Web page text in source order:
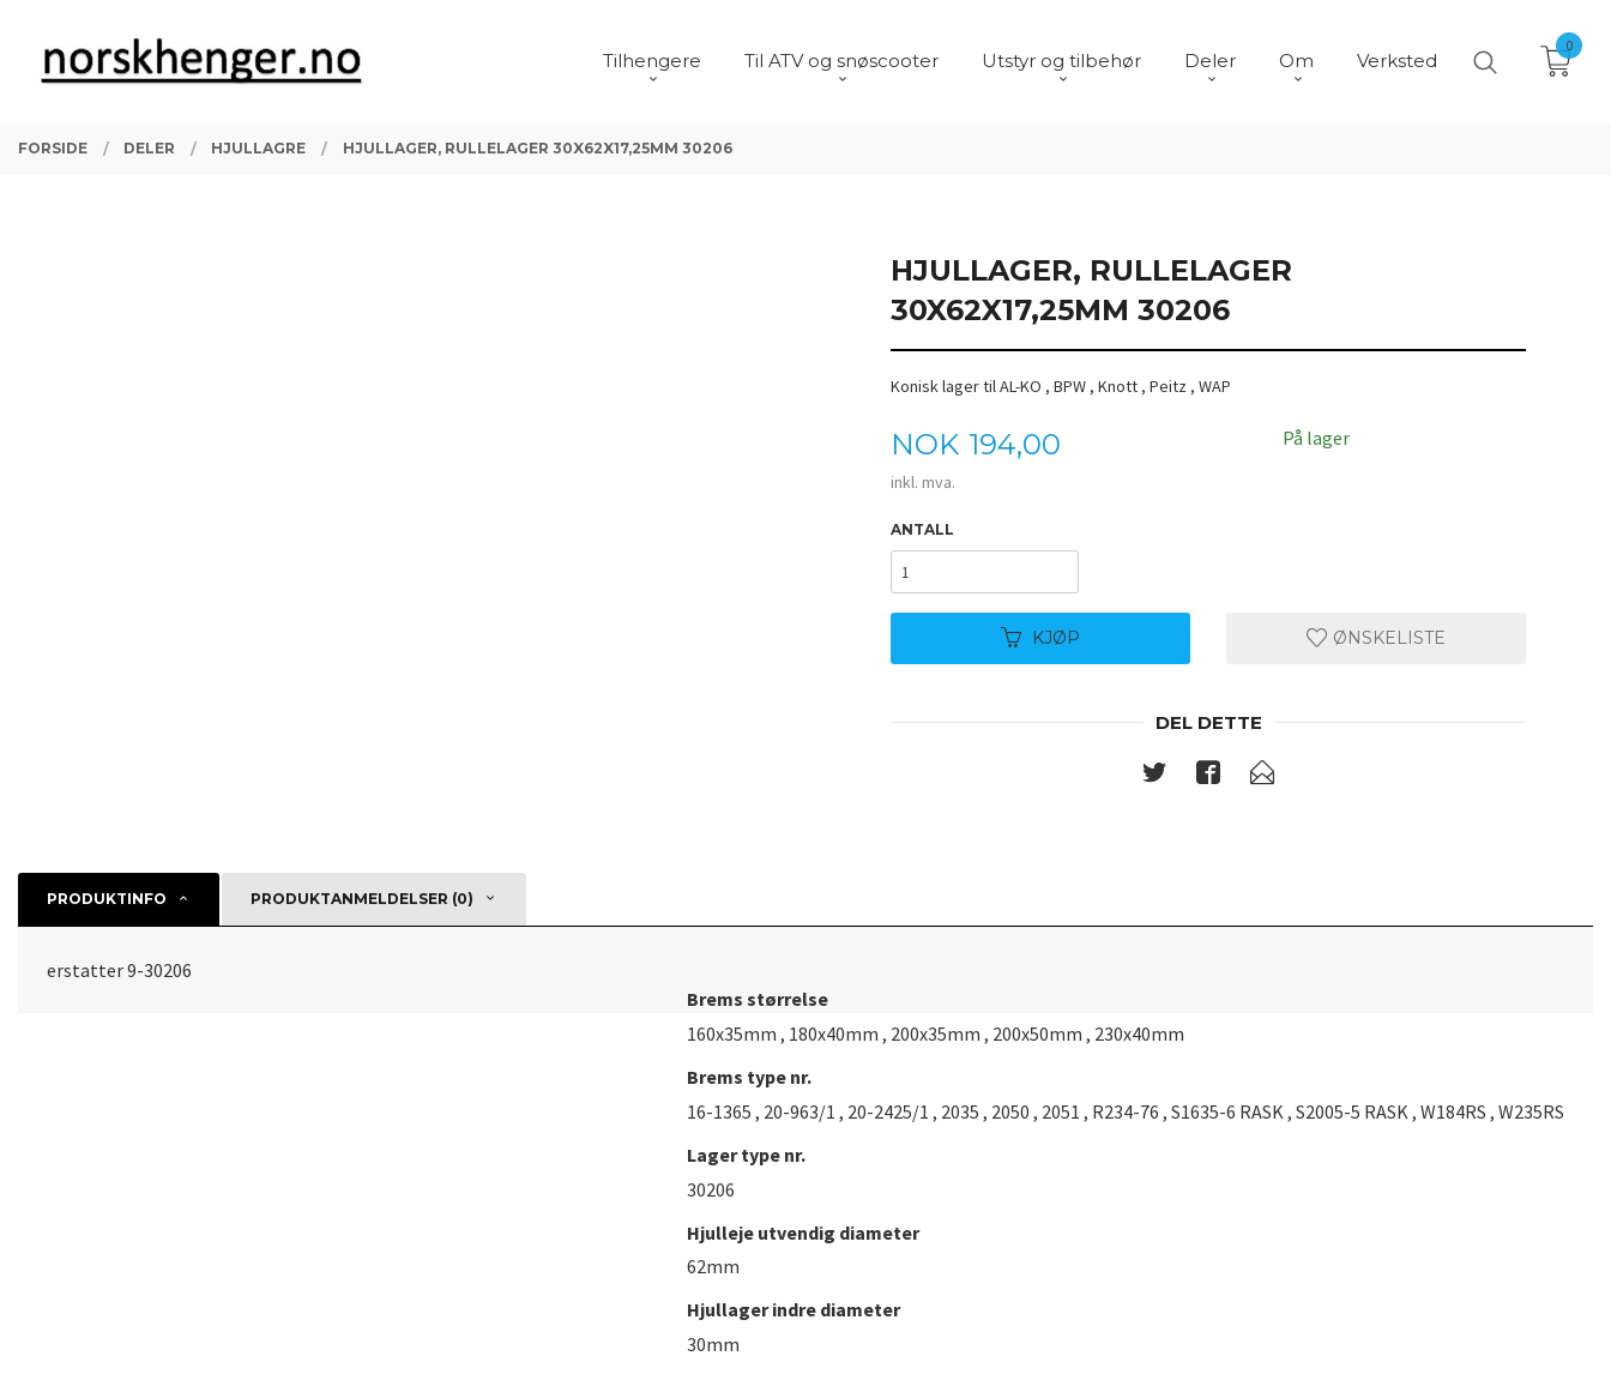
innholdet
PRODUKTER
Tilhengere Til ATV og snøscooter Utstyr og tilbehør Deler Om Verksted
0
FORSIDE DELER HJULLAGRE HJULLAGER, RULLELAGER 30X62X17,25MM 30206
HJULLAGER, RULLELAGER
30X62X17,25MM 30206
Konisk lager til AL-KO , BPW , Knott , Peitz , WAP
Pris
NOK 194,00
inkl. mva.
På lager
ANTALL
KJØP ØNSKELISTE
DEL DETTE
PRODUKTINFO PRODUKTANMELDELSER (0)
erstatter 9-30206
Brems størrelse
160x35mm , 180x40mm , 200x35mm , 200x50mm , 230x40mm
Brems type nr.
16-1365 , 20-963/1 , 20-2425/1 , 2035 , 2050 , 2051 , R234-76 , S1635-6 RASK , S2005-5 RASK , W184RS , W235RS
Lager type nr.
30206
Hjulleje utvendig diameter
62mm
Hjullager indre diameter
30mm